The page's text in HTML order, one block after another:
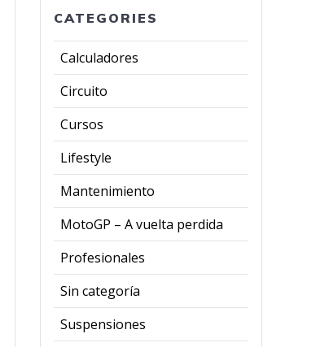
CATEGORIES
Calculadores
Circuito
Cursos
Lifestyle
Mantenimiento
MotoGP – A vuelta perdida
Profesionales
Sin categoría
Suspensiones